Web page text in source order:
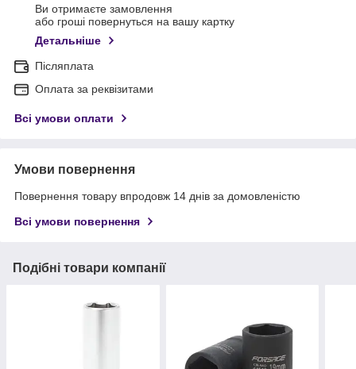
Ви отримаєте замовлення
або гроші повернуться на вашу картку
Детальніше
Післяплата
Оплата за реквізитами
Всі умови оплати
Умови повернення
Повернення товару впродовж 14 днів за домовленістю
Всі умови повернення
Подібні товари компанії